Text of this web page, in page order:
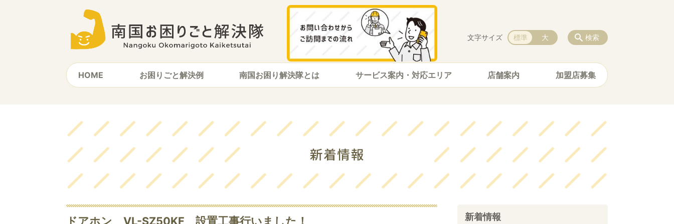
HOME お困りごと解決例 南国お困り解決隊とは サービス案内・対応エリア 店舗案内 加盟店募集
検索
文字サイズ 標準 大
ドアホン VL-SZ50KF 設置工事行いました！ 新着情報